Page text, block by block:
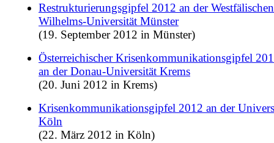
Restrukturierungsgipfel 2012 an der Westfälischen
Wilhelms-Universität Münster
(19. September 2012 in Münster)
Österreichischer Krisenkommunikationsgipfel
an der Donau-Universität Krems
(20. Juni 2012 in Krems)
Krisenkommunikationsgipfel 2012 an der
Köln
(22. März 2012 in Köln)